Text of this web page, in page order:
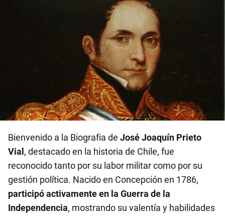
Bienvenido a la Biografia de José Joaquín Prieto
Vial , destacado en la historia de Chile, fue
reconocido tanto por su labor militar como por su
gestión política. Nacido en Concepción en 1786,
participó activamente en la Guerra de la
Independencia, mostrando su valentía y habilidades